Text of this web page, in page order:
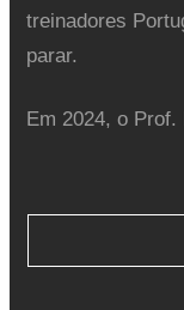
treinadores
parar.
Em 2024, o